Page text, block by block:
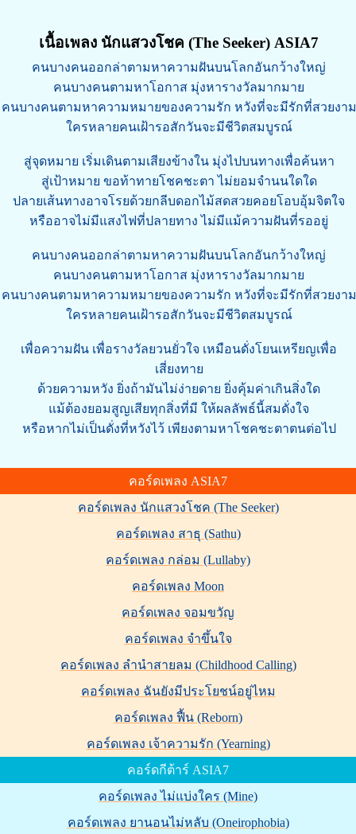
เนื้อเพลง นักแสวงโชค (The Seeker) ASIA7
คนบางคนออกล่าตามหาความฝันบนโลกอันกว้างใหญ่
คนบางคนตามหาโอกาส มุ่งหารางวัลมากมาย
คนบางคนตามหาความหมายของความรัก หวังที่จะมีรักที่สวยงาม
ใครหลายคนเฝ้ารอสักวันจะมีชีวิตสมบูรณ์
สู่จุดหมาย เริ่มเดินตามเสียงข้างใน มุ่งไปบนทางเพื่อค้นหา
สู่เป้าหมาย ขอท้าทายโชคชะตา ไม่ยอมจำนนใดใด
ปลายเส้นทางอาจโรยด้วยกลีบดอกไม้สดสวยคอยโอบอุ้มจิตใจ
หรืออาจไม่มีแสงไฟที่ปลายทาง ไม่มีแม้ความฝันที่รออยู่
คนบางคนออกล่าตามหาความฝันบนโลกอันกว้างใหญ่
คนบางคนตามหาโอกาส มุ่งหารางวัลมากมาย
คนบางคนตามหาความหมายของความรัก หวังที่จะมีรักที่สวยงาม
ใครหลายคนเฝ้ารอสักวันจะมีชีวิตสมบูรณ์
เพื่อความฝัน เพื่อรางวัลยวนยั่วใจ เหมือนดั่งโยนเหรียญเพื่อ
เสี่ยงทาย
ด้วยความหวัง ยิ่งถ้ามันไม่ง่ายดาย ยิ่งคุ้มค่าเกินสิ่งใด
แม้ต้องยอมสูญเสียทุกสิ่งที่มี ให้ผลลัพธ์นี้สมดั่งใจ
หรือหากไม่เป็นดั่งที่หวังไว้ เพียงตามหาโชคชะตาตนต่อไป
คอร์ดเพลง ASIA7
คอร์ดเพลง นักแสวงโชค (The Seeker)
คอร์ดเพลง สาธุ (Sathu)
คอร์ดเพลง กล่อม (Lullaby)
คอร์ดเพลง Moon
คอร์ดเพลง จอมขวัญ
คอร์ดเพลง จำขึ้นใจ
คอร์ดเพลง ลำนำสายลม (Childhood Calling)
คอร์ดเพลง ฉันยังมีประโยชน์อยู่ไหม
คอร์ดเพลง ฟื้น (Reborn)
คอร์ดเพลง เจ้าความรัก (Yearning)
คอร์ดกีต้าร์ ASIA7
คอร์ดเพลง ไม่แบ่งใคร (Mine)
คอร์ดเพลง ยานอนไม่หลับ (Oneirophobia)